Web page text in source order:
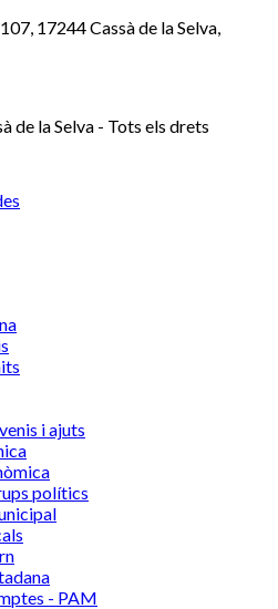
17244 Cassà de la Selva,
de la Selva - Tots els drets
i ajuts
polítics
- PAM